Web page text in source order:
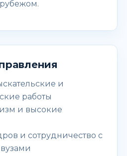
и
работы
и высокие
и сотрудничество с